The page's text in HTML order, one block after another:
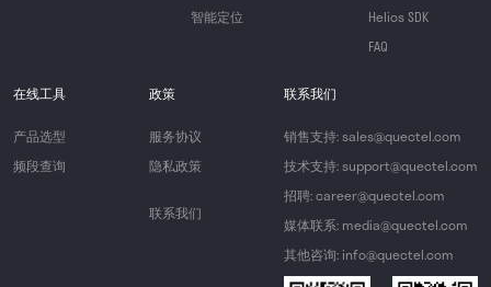
智能定位
Helios SDK
FAQ
在线工具
产品选型
频段查询
政策
服务协议
隐私政策
联系我们
联系我们
销售支持: sales@quectel.com
技术支持: support@quectel.com
招聘: career@quectel.com
媒体联系: media@quectel.com
其他咨询: info@quectel.com